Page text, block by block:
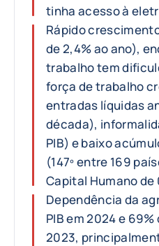
tinha acesso à
Rápido
de 2,4% ao ano),
trabalho tem
força de trabalho
entradas líquidas
década),
PIB) e baixo
(147º entre 169
Capital Humano
Dependência da
PIB em 2024 e
2023,